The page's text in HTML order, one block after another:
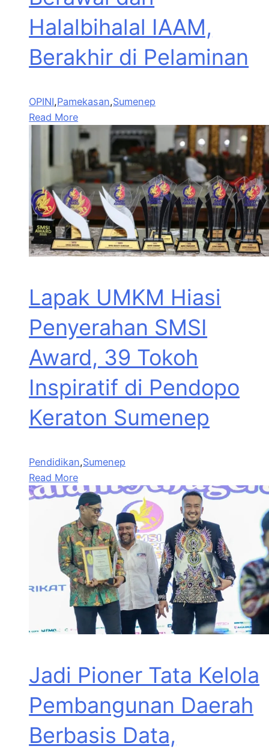
Halalbihalal IAAM,
Berakhir di Pelaminan
OPINI,Pamekasan,Sumenep
Read More
Lapak UMKM Hiasi
Penyerahan SMSI
Award, 39 Tokoh
Inspiratif di Pendopo
Keraton Sumenep
Pendidikan,Sumenep
Read More
Jadi Pioner Tata Kelola
Pembangunan Daerah
Berbasis Data,